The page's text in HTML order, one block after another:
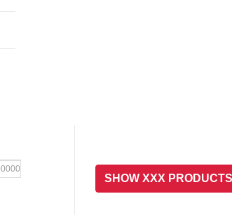
SHOW XXX PRODUCTS